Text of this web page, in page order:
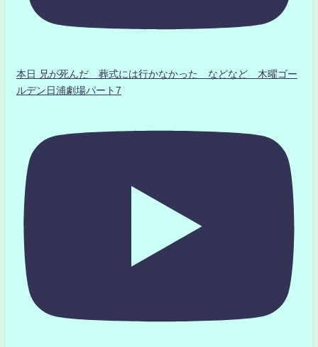
本日 兄が死んだ 葬式には行かなかった などなど 木曜ゴー
ルデン日浦劇場パート7